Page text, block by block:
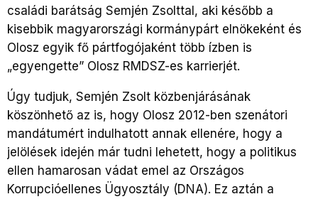
családi barátság Semjén Zsolttal, aki később a
kisebbik magyarországi kormánypárt elnökeként és
Olosz egyik fő pártfogójaként több ízben is
„egyengette” Olosz RMDSZ-es karrierjét.
Úgy tudjuk, Semjén Zsolt közbenjárásának
köszönhető az is, hogy Olosz 2012-ben szenátori
mandátumért indulhatott annak ellenére, hogy a
jelölések idején már tudni lehetett, hogy a politikus
ellen hamarosan vádat emel az Országos
Korrupcióellenes Ügyosztály (DNA). Ez aztán a